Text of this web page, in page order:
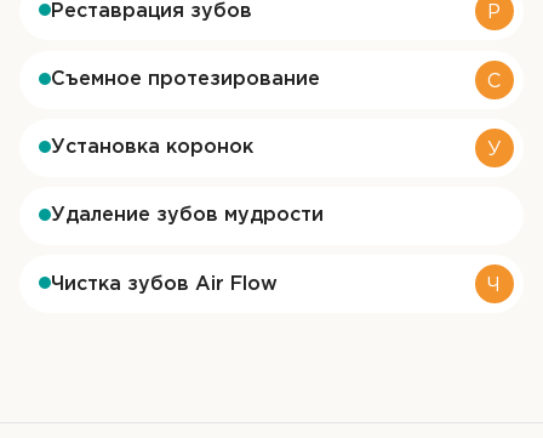
Реставрация зубов Р
Съемное протезирование С
Установка коронок У
Удаление зубов мудрости
Чистка зубов Air Flow Ч
Я даю согласие на обработку персональных
ОТПРАВИТЬ